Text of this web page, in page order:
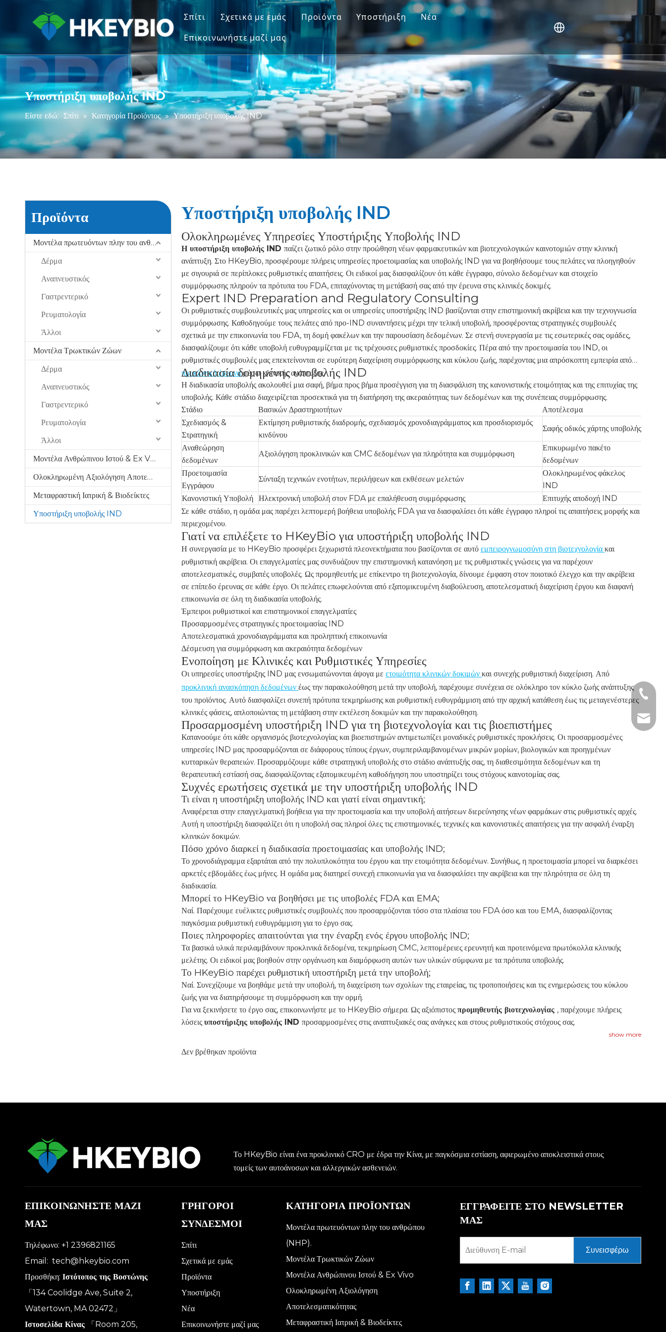
Σπίτι Σχετικά με εμάς Προϊόντα
Μοντέλα πρωτευόντων πλην του ανθρώπου (NHP).
Μοντέλα Τρωκτικών Ζώων
Μοντέλα Ανθρώπινου Ιστού & Ex Vivo
Ολοκληρωμένη Αξιολόγηση Αποτελεσματικότητας
Μεταφραστική Ιατρική & Βιοδείκτες
Υποστήριξη
Υπηρεσία
Λήψη
FAQ
Μαρτυρίες Πελατών
Νέα
Επικοινωνήστε μαζί μας
Υποστήριξη υποβολής IND
Είστε εδώ: Σπίτι » Κατηγορία Προϊόντος » Υποστήριξη υποβολής IND
Προϊόντα
Μοντέλα πρωτευόντων πλην του ανθρώπου (NHP).
Δέρμα
Αναπνευστικός
Γαστρεντερικό
Ρευματολογία
Άλλοι
Μοντέλα Τρωκτικών Ζώων
Δέρμα
Αναπνευστικός
Γαστρεντερικό
Ρευματολογία
Άλλοι
Μοντέλα Ανθρώπινου Ιστού & Ex Vivo
Ολοκληρωμένη Αξιολόγηση Αποτελεσματικότητας
Μεταφραστική Ιατρική & Βιοδείκτες
Υποστήριξη υποβολής IND
Υποστήριξη υποβολής IND
Ολοκληρωμένες Υπηρεσίες Υποστήριξης Υποβολής IND
Η υποστήριξη υποβολής IND παίζει ζωτικό ρόλο στην προώθηση νέων φαρμακευτικών και βιοτεχνολογικών καινοτομιών στην κλινική
ανάπτυξη. Στο HKeyBio, προσφέρουμε πλήρεις υπηρεσίες προετοιμασίας και υποβολής IND για να βοηθήσουμε τους πελάτες να πλοηγηθούν
με σιγουριά σε περίπλοκες ρυθμιστικές απαιτήσεις. Οι ειδικοί μας διασφαλίζουν ότι κάθε έγγραφο, σύνολο δεδομένων και στοιχείο
συμμόρφωσης πληρούν τα πρότυπα του FDA, επιταχύνοντας τη μετάβασή σας από την έρευνα στις κλινικές δοκιμές.
Expert IND Preparation and Regulatory Consulting
Οι ρυθμιστικές συμβουλευτικές μας υπηρεσίες και οι υπηρεσίες υποστήριξης IND βασίζονται στην επιστημονική ακρίβεια και την τεχνογνωσία
συμμόρφωσης. Καθοδηγούμε τους πελάτες από προ-IND συναντήσεις μέχρι την τελική υποβολή, προσφέροντας στρατηγικές συμβουλές
σχετικά με την επικοινωνία του FDA, τη δομή φακέλων και την παρουσίαση δεδομένων. Σε στενή συνεργασία με τις εσωτερικές σας ομάδες,
διασφαλίζουμε ότι κάθε υποβολή ευθυγραμμίζεται με τις τρέχουσες ρυθμιστικές προσδοκίες. Πέρα από την προετοιμασία του IND, οι
ρυθμιστικές συμβουλές μας επεκτείνονται σε ευρύτερη διαχείριση συμμόρφωσης και κύκλου ζωής, παρέχοντας μια απρόσκοπτη εμπειρία από
προκλινική έρευναμέσω κλινικής ανάπτυξης.
Διαδικασία δομημένης υποβολής IND
Η διαδικασία υποβολής ακολουθεί μια σαφή, βήμα προς βήμα προσέγγιση για τη διασφάλιση της κανονιστικής ετοιμότητας και της επιτυχίας της
υποβολής. Κάθε στάδιο διαχειρίζεται προσεκτικά για τη διατήρηση της ακεραιότητας των δεδομένων και της συνέπειας συμμόρφωσης.
Στάδιο
Βασικών Δραστηριοτήτων
Αποτέλεσμα
Σχεδιασμός &
Στρατηγική
Εκτίμηση ρυθμιστικής διαδρομής, σχεδιασμός χρονοδιαγράμματος και προσδιορισμός
κινδύνου
Σαφής οδικός χάρτης υποβολής
Αναθεώρηση
δεδομένων
Αξιολόγηση προκλινικών και CMC δεδομένων για πληρότητα και συμμόρφωση
Επικυρωμένο πακέτο
δεδομένων
Προετοιμασία
Εγγράφου
Σύνταξη τεχνικών ενοτήτων, περιλήψεων και εκθέσεων μελετών
Ολοκληρωμένος φάκελος
IND
Κανονιστική Υποβολή Ηλεκτρονική υποβολή στον FDA με επαλήθευση συμμόρφωσης
Επιτυχής αποδοχή IND
Σε κάθε στάδιο, η ομάδα μας παρέχει λεπτομερή βοήθεια υποβολής FDA για να διασφαλίσει ότι κάθε έγγραφο πληροί τις απαιτήσεις μορφής και
περιεχομένου.
Γιατί να επιλέξετε το HKeyBio για υποστήριξη υποβολής IND
Η συνεργασία με το HKeyBio προσφέρει ξεχωριστά πλεονεκτήματα που βασίζονται σε αυτό εμπειρογνωμοσύνη στη βιοτεχνολογία και
ρυθμιστική ακρίβεια. Οι επαγγελματίες μας συνδυάζουν την επιστημονική κατανόηση με τις ρυθμιστικές γνώσεις για να παρέχουν
αποτελεσματικές, συμβατές υποβολές. Ως προμηθευτής με επίκεντρο τη βιοτεχνολογία, δίνουμε έμφαση στον ποιοτικό έλεγχο και την ακρίβεια
σε επίπεδο έρευνας σε κάθε έργο. Οι πελάτες επωφελούνται από εξατομικευμένη διαβούλευση, αποτελεσματική διαχείριση έργου και διαφανή
επικοινωνία σε όλη τη διαδικασία υποβολής.
Έμπειροι ρυθμιστικοί και επιστημονικοί επαγγελματίες
Προσαρμοσμένες στρατηγικές προετοιμασίας IND
Αποτελεσματικά χρονοδιαγράμματα και προληπτική επικοινωνία
Δέσμευση για συμμόρφωση και ακεραιότητα δεδομένων
Ενοποίηση με Κλινικές και Ρυθμιστικές Υπηρεσίες
Οι υπηρεσίες υποστήριξης IND μας ενσωματώνονται άψογα με ετοιμότητα κλινικών δοκιμών και συνεχής ρυθμιστική διαχείριση. Από
προκλινική ανασκόπηση δεδομένων έως την παρακολούθηση μετά την υποβολή, παρέχουμε συνέχεια σε ολόκληρο τον κύκλο ζωής ανάπτυξης
του προϊόντος. Αυτό διασφαλίζει συνεπή πρότυπα τεκμηρίωσης και ρυθμιστική ευθυγράμμιση από την αρχική κατάθεση έως τις μεταγενέστερες
κλινικές φάσεις, απλοποιώντας τη μετάβαση στην εκτέλεση δοκιμών και την παρακολούθηση.
Προσαρμοσμένη υποστήριξη IND για τη βιοτεχνολογία και τις βιοεπιστήμες
Κατανοούμε ότι κάθε οργανισμός βιοτεχνολογίας και βιοεπιστημών αντιμετωπίζει μοναδικές ρυθμιστικές προκλήσεις. Οι προσαρμοσμένες
υπηρεσίες IND μας προσαρμόζονται σε διάφορους τύπους έργων, συμπεριλαμβανομένων μικρών μορίων, βιολογικών και προηγμένων
κυτταρικών θεραπειών. Προσαρμόζουμε κάθε στρατηγική υποβολής στο στάδιο ανάπτυξής σας, τη διαθεσιμότητα δεδομένων και τη
θεραπευτική εστίασή σας, διασφαλίζοντας εξατομικευμένη καθοδήγηση που υποστηρίζει τους στόχους καινοτομίας σας.
Συχνές ερωτήσεις σχετικά με την υποστήριξη υποβολής IND
Τι είναι η υποστήριξη υποβολής IND και γιατί είναι σημαντική;
Αναφέρεται στην επαγγελματική βοήθεια για την προετοιμασία και την υποβολή αιτήσεων διερεύνησης νέων φαρμάκων στις ρυθμιστικές αρχές.
Αυτή η υποστήριξη διασφαλίζει ότι η υποβολή σας πληροί όλες τις επιστημονικές, τεχνικές και κανονιστικές απαιτήσεις για την ασφαλή έναρξη
κλινικών δοκιμών.
Πόσο χρόνο διαρκεί η διαδικασία προετοιμασίας και υποβολής IND;
Το χρονοδιάγραμμα εξαρτάται από την πολυπλοκότητα του έργου και την ετοιμότητα δεδομένων. Συνήθως, η προετοιμασία μπορεί να διαρκέσει
αρκετές εβδομάδες έως μήνες. Η ομάδα μας διατηρεί συνεχή επικοινωνία για να διασφαλίσει την ακρίβεια και την πληρότητα σε όλη τη
διαδικασία.
Μπορεί το HKeyBio να βοηθήσει με τις υποβολές FDA και EMA;
Ναί. Παρέχουμε ευέλικτες ρυθμιστικές συμβουλές που προσαρμόζονται τόσο στα πλαίσια του FDA όσο και του EMA, διασφαλίζοντας
παγκόσμια ρυθμιστική ευθυγράμμιση για το έργο σας.
Ποιες πληροφορίες απαιτούνται για την έναρξη ενός έργου υποβολής IND;
Τα βασικά υλικά περιλαμβάνουν προκλινικά δεδομένα, τεκμηρίωση CMC, λεπτομέρειες ερευνητή και προτεινόμενα πρωτόκολλα κλινικής
μελέτης. Οι ειδικοί μας βοηθούν στην οργάνωση και διαμόρφωση αυτών των υλικών σύμφωνα με τα πρότυπα υποβολής.
Το HKeyBio παρέχει ρυθμιστική υποστήριξη μετά την υποβολή;
Ναί. Συνεχίζουμε να βοηθάμε μετά την υποβολή, τη διαχείριση των σχολίων της εταιρείας, τις τροποποιήσεις και τις ενημερώσεις του κύκλου
ζωής για να διατηρήσουμε τη συμμόρφωση και την ορμή.
Για να ξεκινήσετε το έργο σας, επικοινωνήστε με το HKeyBio σήμερα. Ως αξιόπιστος προμηθευτής βιοτεχνολογίας , παρέχουμε πλήρεις
λύσεις υποστήριξης υποβολής IND προσαρμοσμένες στις αναπτυξιακές σας ανάγκες και στους ρυθμιστικούς στόχους σας.
show more
Δεν βρέθηκαν προϊόντα
Το HKeyBio είναι ένα προκλινικό CRO με έδρα την Κίνα, με παγκόσμια εστίαση, αφιερωμένο αποκλειστικά στους
τομείς των αυτοάνοσων και αλλεργικών ασθενειών.
ΕΠΙΚΟΙΝΩΝΗΣΤΕ ΜΑΖΙ
ΜΑΣ
Τηλέφωνο: +1 2396821165
Email: tech@hkeybio.com
Προσθήκη: Ιστότοπος της Βοστώνης
「134 Coolidge Ave, Suite 2,
Watertown, MA 02472」
Ιστοσελίδα Κίνας
「Room 205,
+1
+86-
ΓΡΗΓΟΡΟΙ
ΣΥΝΔΕΣΜΟΙ
Σπίτι
Σχετικά με εμάς
Προϊόντα
Υποστήριξη
Νέα
Επικοινωνήστε μαζί μας
ΚΑΤΗΓΟΡΙΑ ΠΡΟΪΟΝΤΩΝ
Μοντέλα πρωτευόντων πλην του ανθρώπου
(NHP).
Μοντέλα Τρωκτικών Ζώων
Μοντέλα Ανθρώπινου Ιστού & Ex Vivo
Ολοκληρωμένη Αξιολόγηση
Αποτελεσματικότητας
Μεταφραστική Ιατρική & Βιοδείκτες
ΕΓΓΡΑΦΕΙΤΕ ΣΤΟ NEWSLETTER
ΜΑΣ
Συνεισφέρω